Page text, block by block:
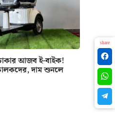
আজব ই-বাইক!
দাম শুনলে
share